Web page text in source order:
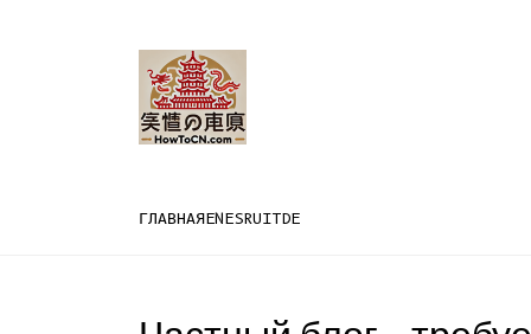
ГЛАВНАЯENESRUITDE